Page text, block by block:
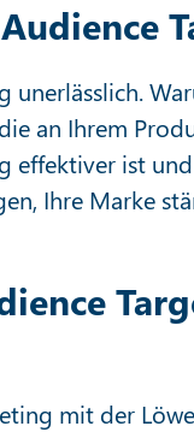
unerlässlich.
an Ihrem
effektiver ist
Ihre Marke
mit der